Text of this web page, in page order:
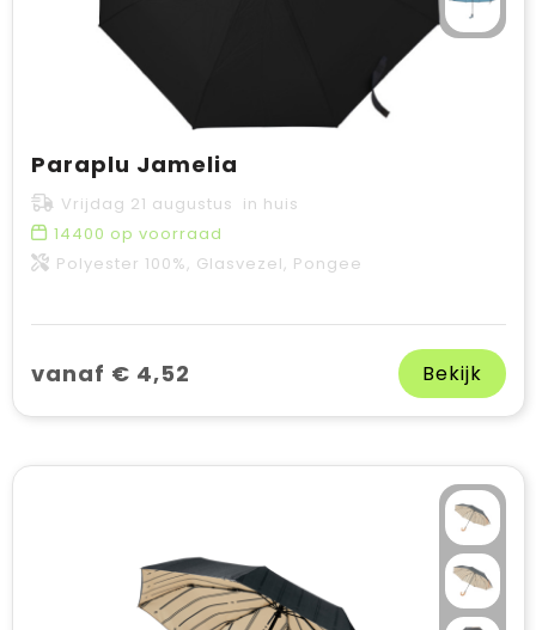
Paraplu Jamelia
Vrijdag 21 augustus in huis
14400 op voorraad
Polyester 100%, Glasvezel, Pongee
vanaf € 4,52 Bekijk